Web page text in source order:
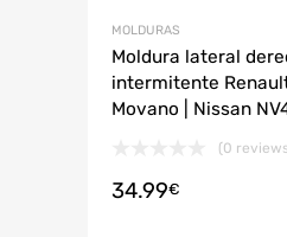
MOLDURAS
Moldura lateral
intermitente
Movano | Nissan
(0
34.99€